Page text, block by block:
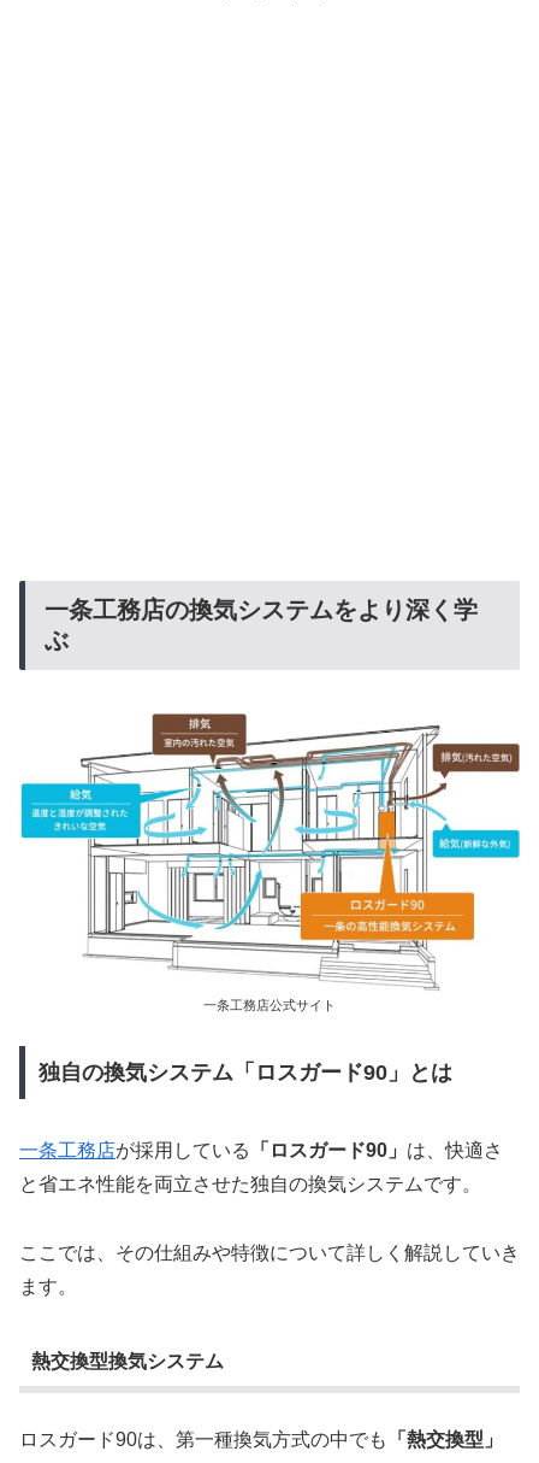
一条工務店の換気システムをより深く学
ぶ
一条工務店公式サイト
独自の換気システム「ロスガード90」とは
一条工務店が採用している 「ロスガード90」 は、快適さ
と省エネ性能を両立させた独自の換気システムです。
ここでは、その仕組みや特徴について詳しく解説していき
ます。
熱交換型換気システム
ロスガード90は、第一種換気方式の中でも 「熱交換型」